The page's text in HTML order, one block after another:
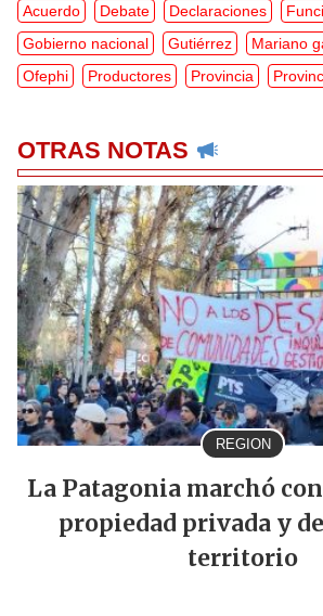
Acuerdo Debate Declaraciones
Gobierno nacional
Gutiérrez Mariano
Ofephi
Productores Provincia
OTRAS NOTAS
REGION
La Patagonia marchó
propiedad privada y
territorio